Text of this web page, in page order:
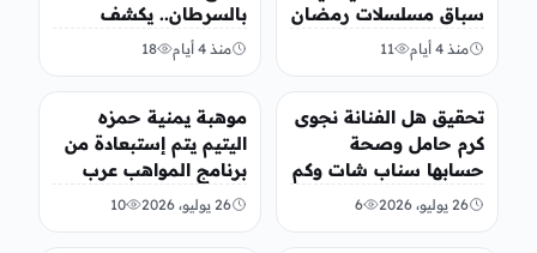
سباق مسلسلات رمضان
2027
منذ 4 أيام 11
بالسرطان.. يكشف
تفاصيل مؤثرة عن رحلة
منذ 4 أيام 18
الفن
تحقيق هل الفنانة نجوى
كرم حامل وصحة
حسابها سناب شات وكم
عمرها
26 يوليو، 2026 6
منوعات
موهبة يمنية حمزه
اليتيم يتم إستبعادة من
برنامج المواهب عرب
جوت تالنت في العام
26 يوليو، 2026 10